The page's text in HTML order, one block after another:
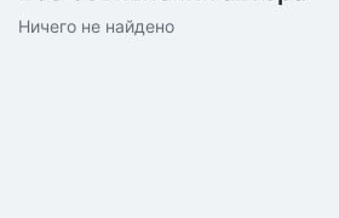
Ничего не найдено